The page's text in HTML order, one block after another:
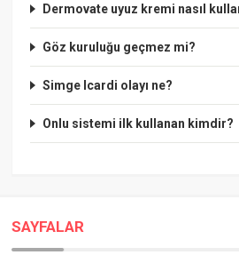
Dermovate uyuz kremi nasıl
Göz kuruluğu geçmez mi?
Simge Icardi olayı ne?
Onlu sistemi ilk kullanan kimdir?
SAYFALAR